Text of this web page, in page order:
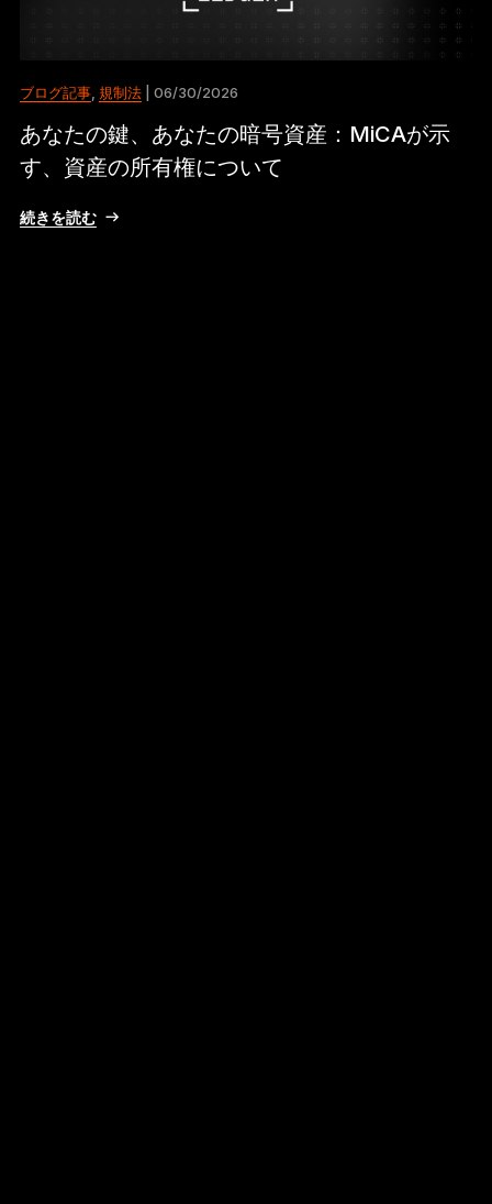
ブログ記事, 規制法| 06/30/2026
あなたの鍵、あなたの暗号資産：MiCAが示
す、資産の所有権について
続きを読む